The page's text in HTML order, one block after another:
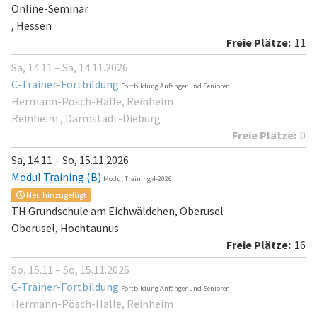
Online-Seminar
, Hessen
11
Sa, 14.11 – Sa, 14.11.2026
C-Trainer-Fortbildung Fortbildung Anfänger und Senioren
Hermann-Pösch-Halle, Reinheim
Reinheim , Darmstadt-Dieburg
0
Sa, 14.11 – So, 15.11.2026
Modul Training (B) Modul Training 4-2026
Neu hinzugefügt
TH Grundschule am Eichwäldchen, Oberusel
Oberusel, Hochtaunus
16
So, 15.11 – So, 15.11.2026
C-Trainer-Fortbildung Fortbildung Anfänger und Senioren
Hermann-Pösch-Halle, Reinheim